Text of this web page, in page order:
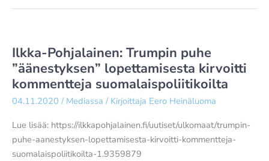
MAAILMAN
Ilkka-Pohjalainen: Trumpin puhe
”äänestyksen” lopettamisesta kirvoitti
kommentteja suomalaispoliitikoilta
04.11.2020 / Mediassa / Kirjoittaja Eero Heinäluoma
Lue lisää: https://ilkkapohjalainen.fi/uutiset/ulkomaat/trumpin-
puhe-aanestyksen-lopettamisesta-kirvoitti-kommentteja-
suomalaispoliitikoilta-1.9359879